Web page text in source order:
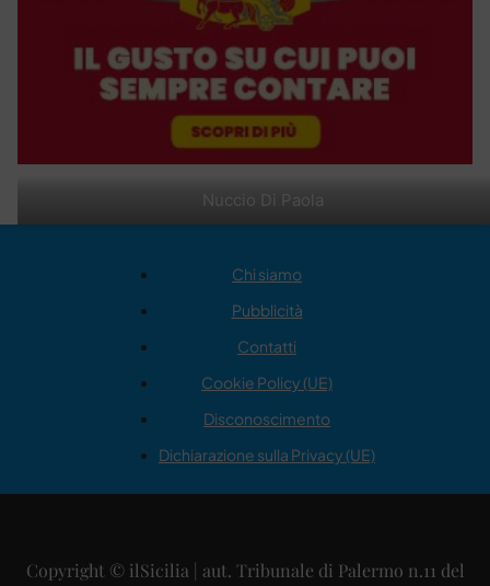
Nuccio Di Paola
Chi siamo
Pubblicità
Contatti
Cookie Policy (UE)
Disconoscimento
Dichiarazione sulla Privacy (UE)
Copyright © ilSicilia | aut. Tribunale di Palermo n.11 del